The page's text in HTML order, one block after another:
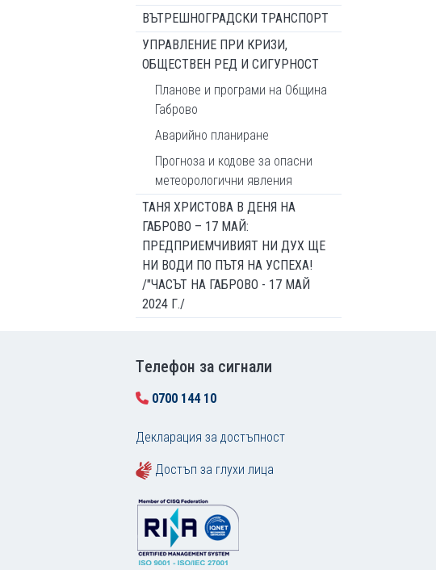
ВЪТРЕШНОГРАДСКИ ТРАНСПОРТ
УПРАВЛЕНИЕ ПРИ КРИЗИ,
ОБЩЕСТВЕН РЕД И СИГУРНОСТ
Планове и програми на Община
Габрово
Аварийно планиране
Прогноза и кодове за опасни
метеорологични явления
ТАНЯ ХРИСТОВА В ДЕНЯ НА
ГАБРОВО – 17 МАЙ:
ПРЕДПРИЕМЧИВИЯТ НИ ДУХ ЩЕ
НИ ВОДИ ПО ПЪТЯ НА УСПЕХА!
/"ЧАСЪТ НА ГАБРОВО - 17 МАЙ
2024 Г./
Tелефон за сигнали
0700 144 10
Декларация за достъпност
Достъп за глухи лица